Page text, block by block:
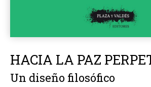
HACIA LA PAZ
Un diseño filosófico